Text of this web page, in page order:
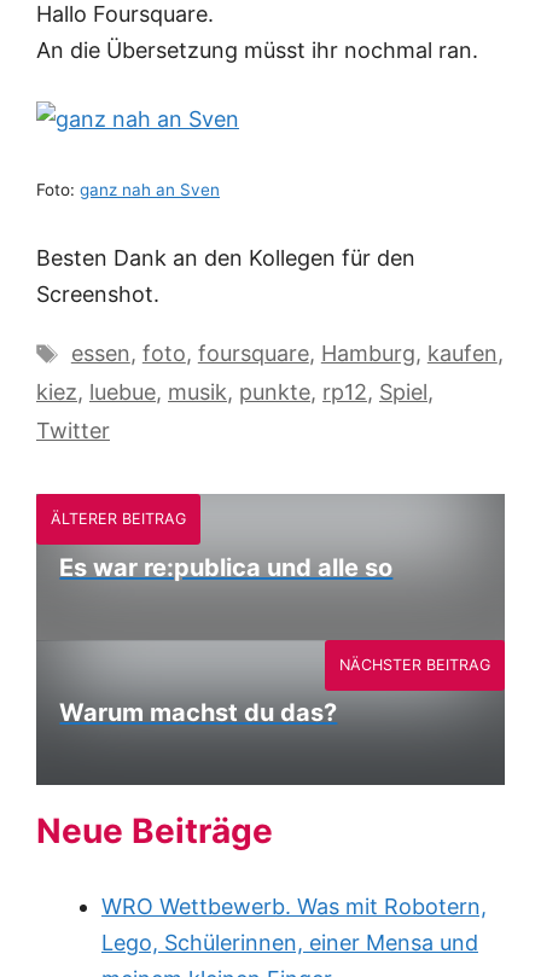
Hallo Foursquare.
An die Übersetzung müsst ihr nochmal ran.
Foto: ganz nah an Sven
Besten Dank an den Kollegen für den
Screenshot.
Schlagwörter
essen, foto, foursquare, Hamburg, kaufen,
kiez, luebue, musik, punkte, rp12, Spiel,
Twitter
ÄLTERER BEITRAG
Es war re:publica und alle so
Warum machst du das?
NÄCHSTER BEITRAG
Neue Beiträge
WRO Wettbewerb. Was mit Robotern,
Lego, Schülerinnen, einer Mensa und